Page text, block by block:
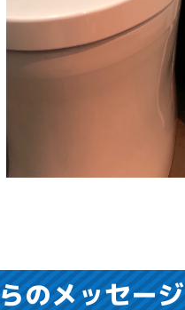
のメッセージ